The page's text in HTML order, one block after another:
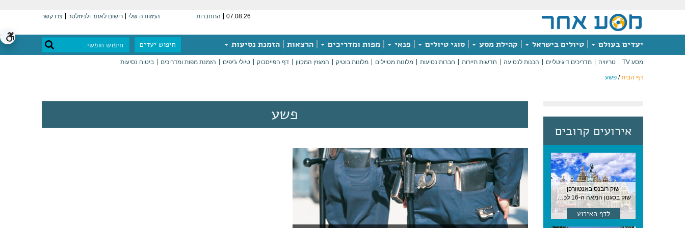
07.08.26 התחברות המזוודה שלי רישום לאתר ולניוזלטר צרו קשר
יעדים בעולם טיולים בישראל קהילת מסע סוגי טיולים פנאי מפות ומדריכים הרצאות הזמנת נסיעות חיפוש יעדים
מסע TV טריוויה מדריכים דיגיטליים הכנות לנסיעה חדשות תיירות חברות נסיעות מלונות מטיילים מלונות בוטיק המגזין המקוון דף הפייסבוק טיולי ג'יפים הזמנת מפות ומדריכים ביטוח נסיעות
דף הבית/ פשע
אירועים קרובים
שוק רובנס באנטוורפן
שוק בסגנון המאה ה-16 לכבודו של הצייר המפורסם, בן העיר, נערך ב-15 באוגוסט באנטוורפן
לדף האירוע
פשע